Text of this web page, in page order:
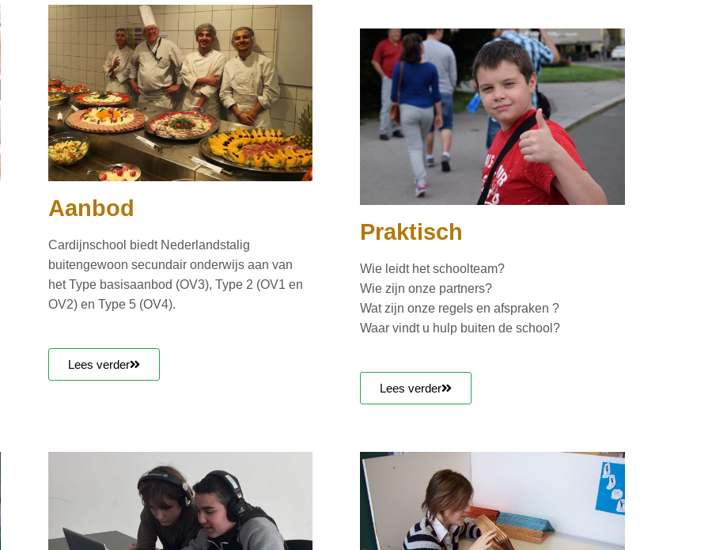
Aanbod
Cardijnschool biedt Nederlandstalig
buitengewoon secundair onderwijs aan van
het Type basisaanbod (OV3), Type 2 (OV1 en
OV2) en Type 5 (OV4).
Lees verder
Praktisch
Wie leidt het schoolteam?
Wie zijn onze partners?
Wat zijn onze regels en afspraken ?
Waar vindt u hulp buiten de school?
Lees verder